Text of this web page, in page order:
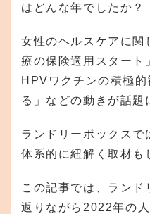
はどんな年でしたか？
女性のヘルスケアに
療の保険適用スタート
HPVワクチンの積極
る」などの動きが話題
ランドリーボックスで
体系的に紐解く取材も
この記事では、ランド
返りながら2022年の